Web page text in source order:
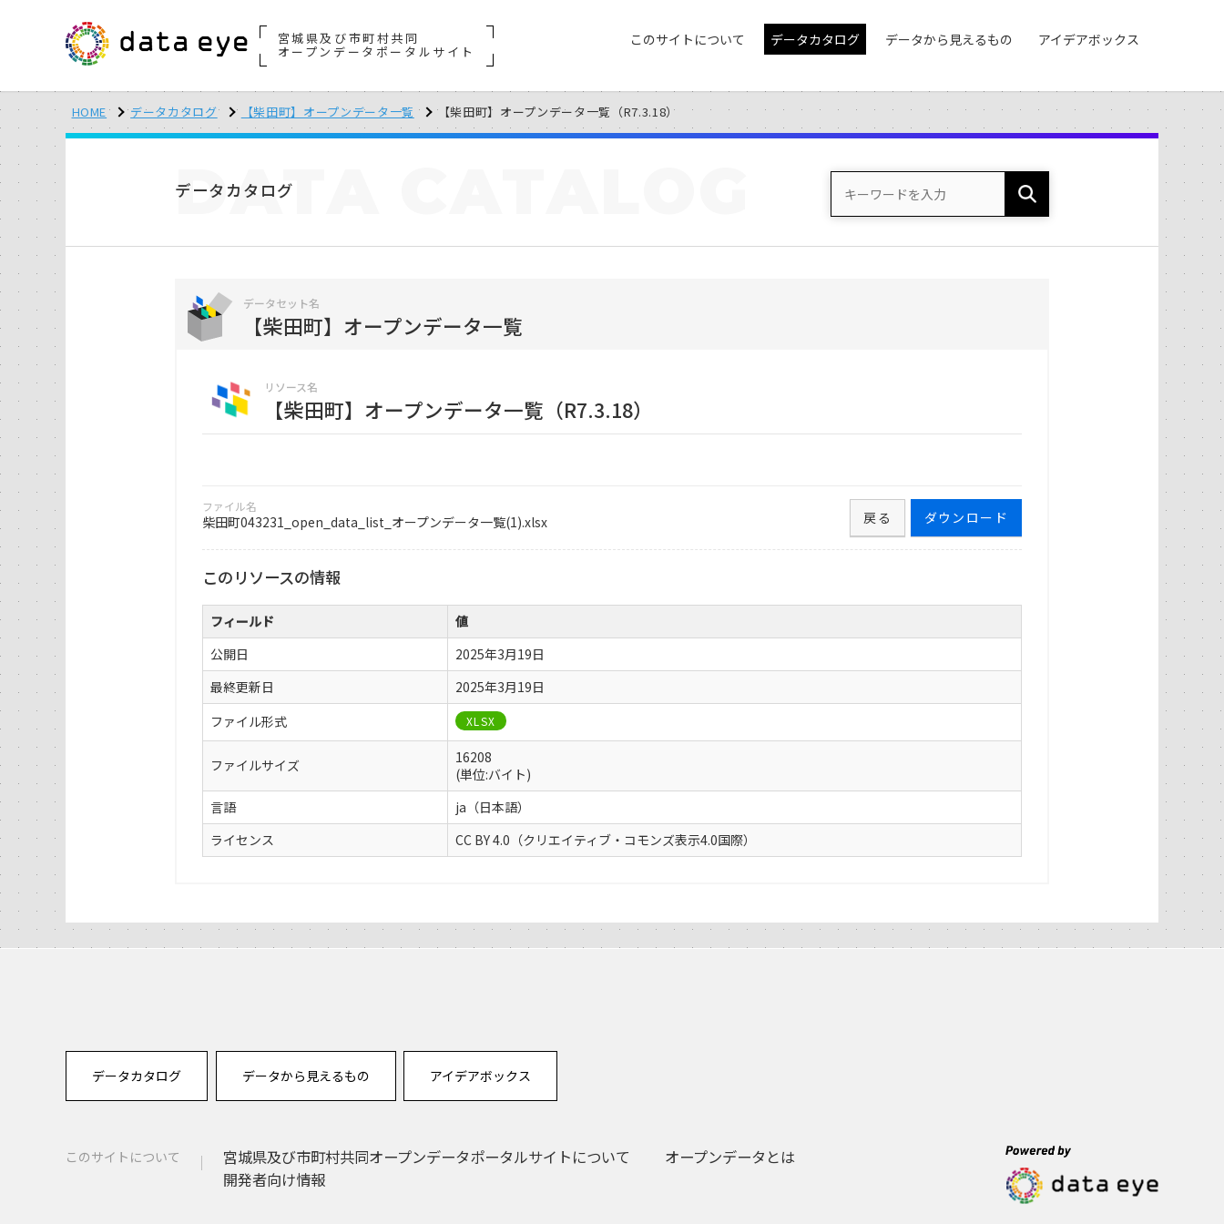
宮城県及び市町村共同
オープンデータポータルサイト
このサイトについて データカタログ データから見えるもの アイデアボックス
HOME データカタログ 【柴田町】オープンデータ一覧 【柴田町】オープンデータ一覧（R7.3.18）
データカタログ
DATA
データセット名
【柴田町】オープンデータ一覧
リソース名
【柴田町】オープンデータ一覧（R7.3.18）
ファイル名
柴田町043231_open_data_list_オープンデータ一覧(1).xlsx ダウンロード
戻る
このリソースの情報
フィールド
値
公開日
2025年3月19日
最終更新日
2025年3月19日
ファイル形式
XLSX
ファイルサイズ
16208
(単位:バイト)
言語
ja（日本語）
ライセンス
CC BY 4.0（クリエイティブ・コモンズ表示4.0国際）
データカタログ データから見えるもの アイデアボックス
このサイトについて 宮城県及び市町村共同オープンデータポータルサイトについて
オープンデータとは
開発者向け情報